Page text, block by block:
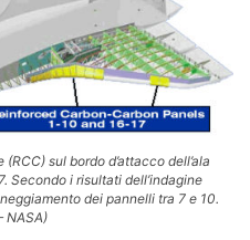
sul bordo d’attacco dell’ala
Secondo i risultati dell’indagine
dei pannelli tra 7 e 10.
NASA)